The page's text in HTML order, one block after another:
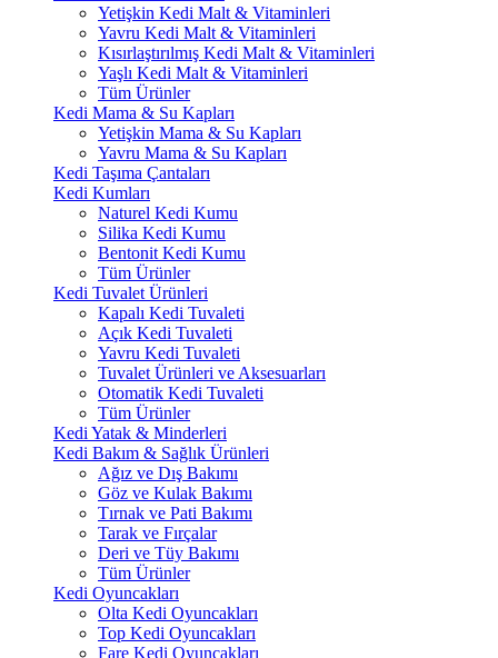
Yetişkin Kedi Malt & Vitaminleri
Yavru Kedi Malt & Vitaminleri
Kısırlaştırılmış Kedi Malt & Vitaminleri
Yaşlı Kedi Malt & Vitaminleri
Tüm Ürünler
Kedi Mama & Su Kapları
Yetişkin Mama & Su Kapları
Yavru Mama & Su Kapları
Kedi Taşıma Çantaları
Kedi Kumları
Naturel Kedi Kumu
Silika Kedi Kumu
Bentonit Kedi Kumu
Tüm Ürünler
Kedi Tuvalet Ürünleri
Kapalı Kedi Tuvaleti
Açık Kedi Tuvaleti
Yavru Kedi Tuvaleti
Tuvalet Ürünleri ve Aksesuarları
Otomatik Kedi Tuvaleti
Tüm Ürünler
Kedi Yatak & Minderleri
Kedi Bakım & Sağlık Ürünleri
Ağız ve Dış Bakımı
Göz ve Kulak Bakımı
Tırnak ve Pati Bakımı
Tarak ve Fırçalar
Deri ve Tüy Bakımı
Tüm Ürünler
Kedi Oyuncakları
Olta Kedi Oyuncakları
Top Kedi Oyuncakları
Fare Kedi Oyuncakları